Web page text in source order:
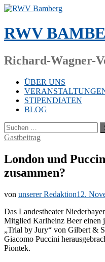
Zum
springen
RWV
Richard-Wagner-
ÜBER UNS
STIPENDIATEN
BLOG
Suchen
nach:
Gastbeitrag
London und
zusammen?
von unserer Redaktion12.
Das Lan­des­thea­ter
Mit­glied Karl­heinz Beer ei­nen
„Tri­al by Jury“ von Gil­bert &
Gi­a­co­mo Puc­ci­ni
Piontek.